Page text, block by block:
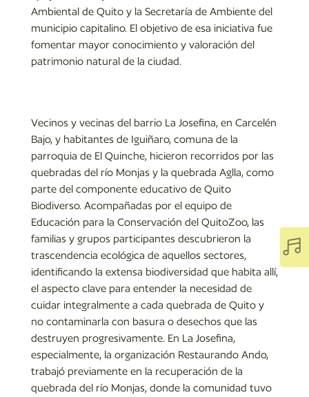
Ambiental de Quito y la Secretaría de Ambiente del
municipio capitalino. El objetivo de esa iniciativa fue
fomentar mayor conocimiento y valoración del
patrimonio natural de la ciudad.
Vecinos y vecinas del barrio La Josefina, en Carcelén
Bajo, y habitantes de Iguiñaro, comuna de la
parroquia de El Quinche, hicieron recorridos por las
quebradas del río Monjas y la quebrada Aglla, como
parte del componente educativo de Quito
Biodiverso. Acompañadas por el equipo de
Educación para la Conservación del QuitoZoo, las
familias y grupos participantes descubrieron la
trascendencia ecológica de aquellos sectores,
identificando la extensa biodiversidad que habita allí,
el aspecto clave para entender la necesidad de
cuidar integralmente a cada quebrada de Quito y
no contaminarla con basura o desechos que las
destruyen progresivamente. En La Josefina,
especialmente, la organización Restaurando Ando,
trabajó previamente en la recuperación de la
quebrada del río Monjas, donde la comunidad tuvo
